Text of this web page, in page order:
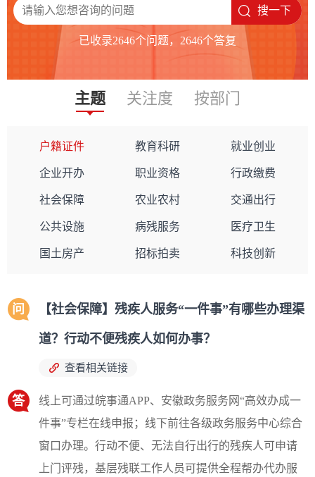
已收录2646个问题， 2646个答复
主题 关注度 按部门
户籍证件 教育科研 就业创业
企业开办 职业资格 行政缴费
社会保障 农业农村 交通出行
公共设施 病残服务 医疗卫生
国土房产 招标拍卖 科技创新
问 【社会保障】残疾人服务“一件事”有哪些办理渠
道？行动不便残疾人如何办事？
查看相关链接
答
线上可通过皖事通APP、安徽政务服务网“高效办成一
件事”专栏在线申报；线下前往各级政务服务中心综合
窗口办理。行动不便、无法自行出行的残疾人可申请
上门评残，基层残联工作人员可提供全程帮办代办服